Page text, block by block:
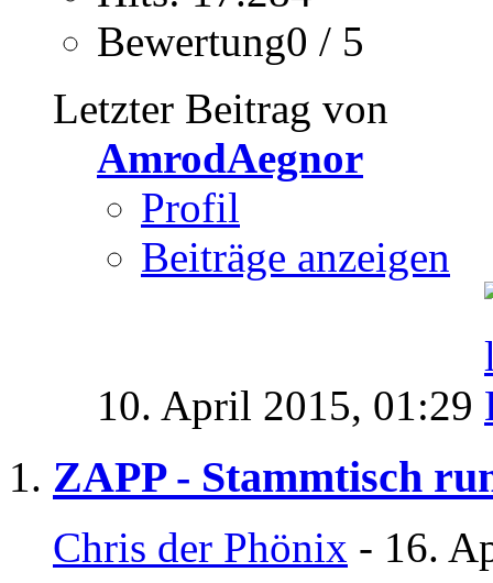
Bewertung0 / 5
Letzter Beitrag von
AmrodAegnor
Profil
Beiträge anzeigen
10. April 2015, 01:29
ZAPP - Stammtisch
Chris der Phönix - 16.